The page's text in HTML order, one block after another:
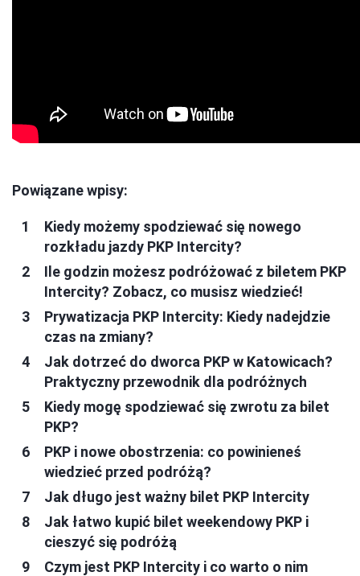
Powiązane wpisy:
Kiedy możemy spodziewać się nowego
rozkładu jazdy PKP Intercity?
Ile godzin możesz podróżować z biletem PKP
Intercity? Zobacz, co musisz wiedzieć!
Prywatizacja PKP Intercity: Kiedy nadejdzie
czas na zmiany?
Jak dotrzeć do dworca PKP w Katowicach?
Praktyczny przewodnik dla podróżnych
Kiedy mogę spodziewać się zwrotu za bilet
PKP?
PKP i nowe obostrzenia: co powinieneś
wiedzieć przed podróżą?
Jak długo jest ważny bilet PKP Intercity
Jak łatwo kupić bilet weekendowy PKP i
cieszyć się podróżą
Czym jest PKP Intercity i co warto o nim